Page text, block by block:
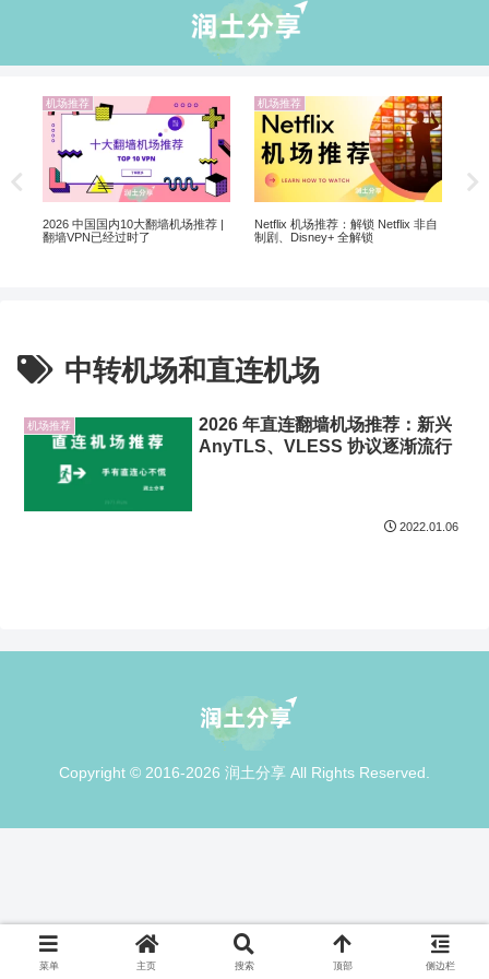
机场推荐
2026 中国国内10大翻墙机场推荐 |
翻墙VPN已经过时了
机场推荐
Netflix 机场推荐：解锁 Netflix 非自
制剧、Disney+ 全解锁
中转机场和直连机场
机场推荐
2026 年直连翻墙机场推荐：新兴
AnyTLS、VLESS 协议逐渐流行
2022.01.06
Copyright © 2016-2026 润土分享 All Rights Reserved.
菜单 主页 搜索 顶部 侧边栏